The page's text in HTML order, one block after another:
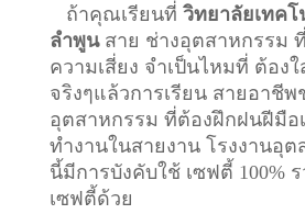
ถ้าคุณเรียนที่ วิทยาลัยเทค
ลำพูนสาย ช่างอุตสาหกรรม
ความเสี่ยง จำเป็นไหมที่ ต้องใ
จริงๆแล้วการเรียน สายอาชีพ
อุตสาหกรรม ที่ต้องฝึกฝนฝีมือ
ทำงานในสายงาน โรงงานอุ
นี้มีการบังคับใช้ เซฟตี้ 100%
เซฟตี้ด้วย